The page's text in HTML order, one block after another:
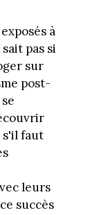
à
pas si
sur
post-
faut
leurs
succès